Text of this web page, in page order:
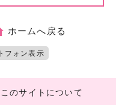
ホームへ戻る
フォン表示
このサイトについて